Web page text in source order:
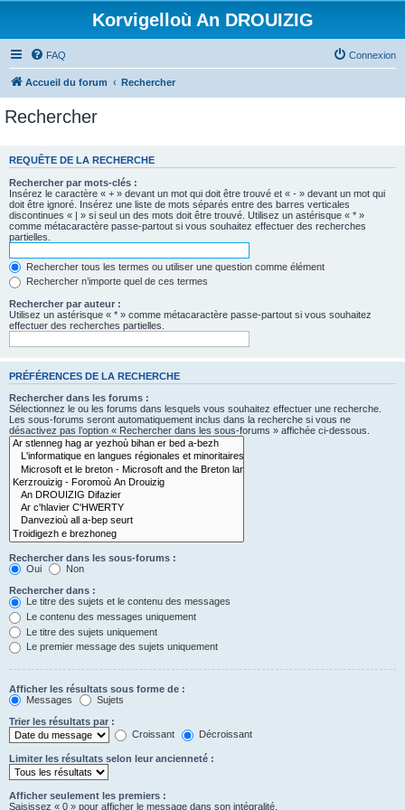
Korvigelloù An DROUIZIG
FAQ Connexion
Accueil du forum Rechercher
Rechercher
REQUÊTE DE LA RECHERCHE
Rechercher par mots-clés :
Insérez le caractère « + » devant un mot qui doit être trouvé et « - » devant un mot qui
doit être ignoré. Insérez une liste de mots séparés entre des barres verticales
discontinues « | » si seul un des mots doit être trouvé. Utilisez un astérisque « * »
comme métacaractère passe-partout si vous souhaitez effectuer des recherches
partielles.
Rechercher tous les termes ou utiliser une question comme élément
Rechercher n’importe quel de ces termes
Rechercher par auteur :
Utilisez un astérisque « * » comme métacaractère passe-partout si vous souhaitez
effectuer des recherches partielles.
PRÉFÉRENCES DE LA RECHERCHE
Rechercher dans les forums :
Sélectionnez le ou les forums dans lesquels vous souhaitez effectuer une recherche.
Les sous-forums seront automatiquement inclus dans la recherche si vous ne
désactivez pas l’option « Rechercher dans les sous-forums » affichée ci-dessous.
Rechercher dans les sous-forums :
Oui
Non
Rechercher dans :
Le titre des sujets et le contenu des messages
Le contenu des messages uniquement
Le titre des sujets uniquement
Le premier message des sujets uniquement
Afficher les résultats sous forme de :
Messages
Sujets
Trier les résultats par :
Croissant
Décroissant
Limiter les résultats selon leur ancienneté :
Afficher seulement les premiers :
Saisissez « 0 » pour afficher le message dans son intégralité.